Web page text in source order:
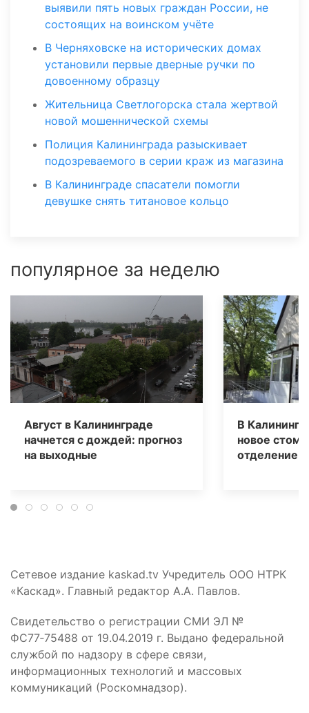
выявили пять новых граждан России, не
состоящих на воинском учёте
В Черняховске на исторических домах
установили первые дверные ручки по
довоенному образцу
Жительница Светлогорска стала жертвой
новой мошеннической схемы
Полиция Калининграда разыскивает
подозреваемого в серии краж из магазина
В Калининграде спасатели помогли
девушке снять титановое кольцо
популярное за неделю
Август в Калининграде
начнется с дождей: прогноз
на выходные
В
новое
отделение
Сетевое издание kaskad.tv Учредитель ООО НТРК
«Каскад». Главный редактор А.А. Павлов.
Свидетельство о регистрации СМИ ЭЛ №
ФС77‑75488 от 19.04.2019 г. Выдано федеральной
службой по надзору в сфере связи,
информационных технологий и массовых
коммуникаций (Роскомнадзор).